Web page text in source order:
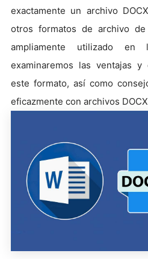
exactamente un archivo
otros formatos de archivo
ampliamente utilizado en
examinaremos las ventajas y
este formato, así como
eficazmente con archivos